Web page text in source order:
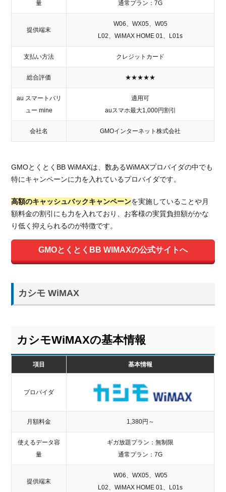
量 通常プラン：7G
提供端末
W06、WX05、W05
L02、WiMAX HOME 01、L01s
支払い方法 クレジットカード
総合評価 ★★★★★
au スマートバリ
ュー mine
適用可
auスマホ最大1,000円割引
会社名 GMOインターネット株式会社
GMOとくとくBB WiMAXは、数あるWiMAXプロバイダの中でも
特にキャンペーンに力を入れているプロバイダです。
高額のキャッシュバックキャンペーンを実施していることや月
額料金の割引にも力を入れており、お客様の実質負担額がかな
り低く抑えられるのが特徴です。
GMOとくとくBB WIMAXの公式サイトへ
カシモ WiMAX
カシモWiMAXの基本情報
項目 基本情報
プロパイダ
月額料金 1,380円～
使えるデータ容
量
ギガ放題プラン：無制限
通常プラン：7G
提供端末
W06、WX05、W05
L02、WiMAX HOME 01、L01s